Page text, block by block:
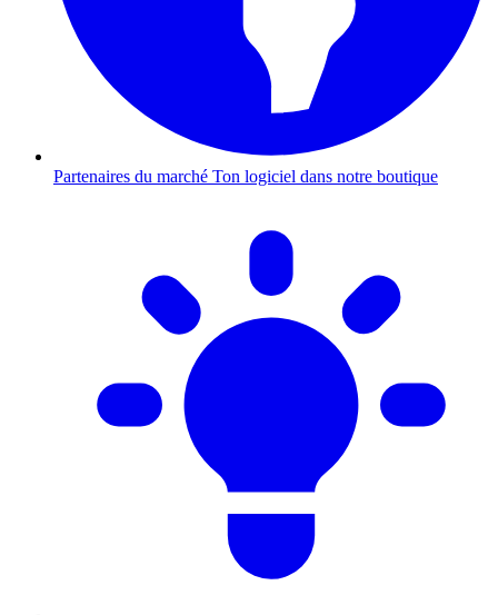
Partenaires du marché Ton logiciel dans notre boutique